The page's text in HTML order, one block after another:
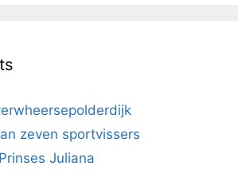
zeven sportvissers
Juliana